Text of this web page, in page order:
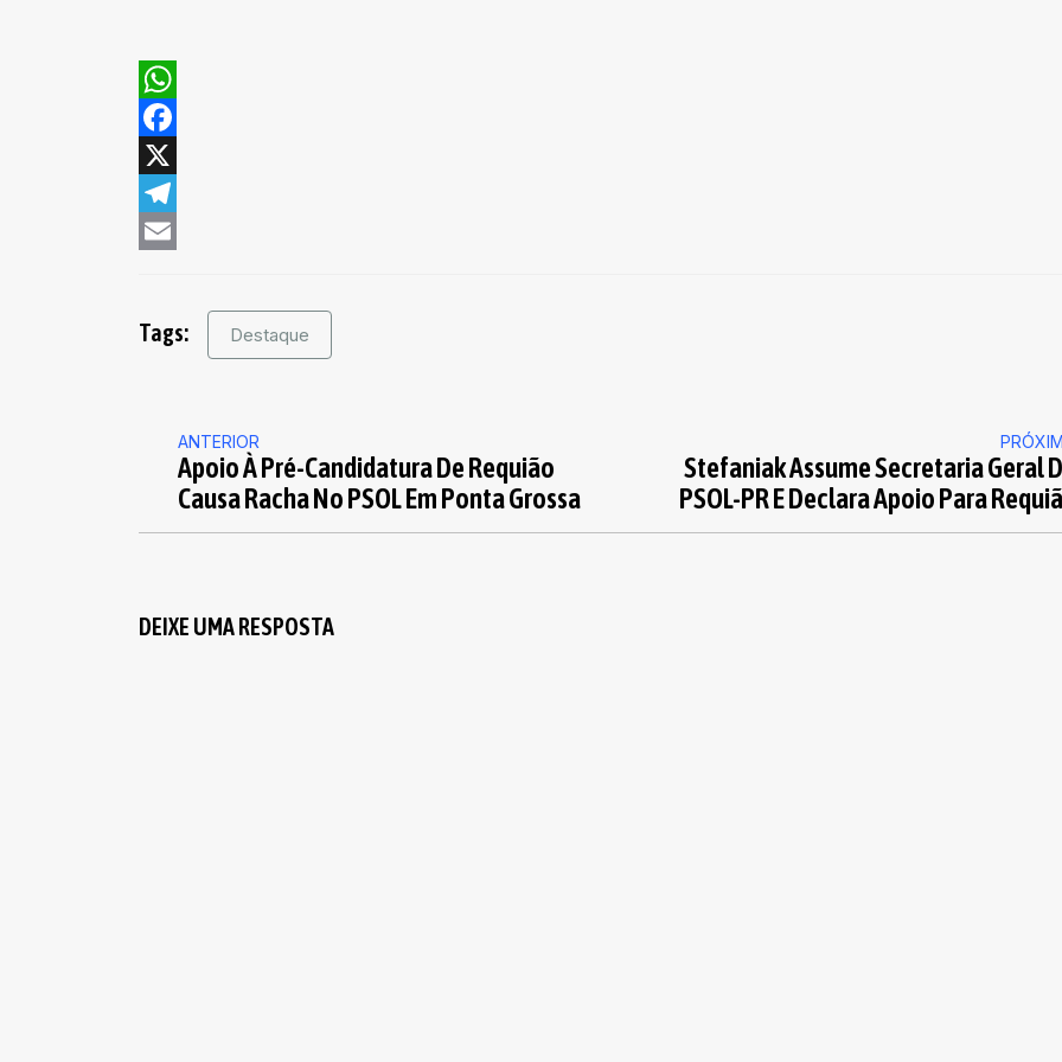
WhatsApp
Facebook
X
Telegram
Tags: Destaque
ANTERIOR
Apoio À Pré-Candidatura De Requião
Causa Racha No PSOL Em Ponta Grossa
Stefaniak Assume Secretaria Geral
PSOL-PR E Declara Apoio Para
DEIXE UMA RESPOSTA